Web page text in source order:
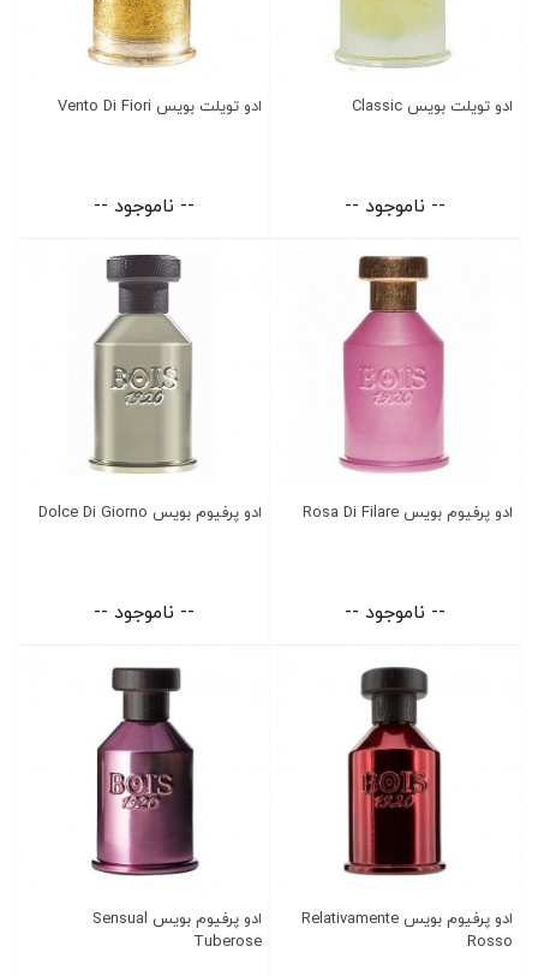
ادو تویلت بویس Classic
-- ناموجود --
ادو تویلت بویس Vento Di Fiori
-- ناموجود --
ادو پرفیوم بویس Rosa Di Filare
-- ناموجود --
ادو پرفیوم بویس Dolce Di Giorno
-- ناموجود --
ادو پرفیوم بویس Relativamente
Rosso
ادو پرفیوم بویس Sensual
Tuberose